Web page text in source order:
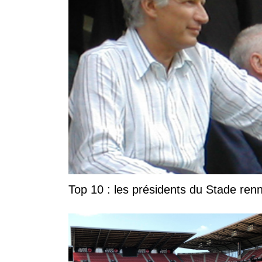
Top 10 : les présidents du Stade